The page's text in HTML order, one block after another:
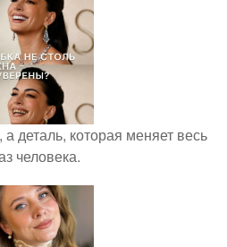
деталь, которая меняет весь
человека.